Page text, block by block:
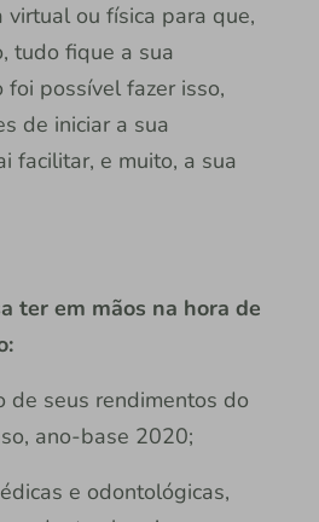
virtual ou física para que,
tudo fique a sua
foi possível fazer isso,
de iniciar a sua
facilitar, e muito, a sua
ter em mãos na hora de
seus rendimentos do
ano-base 2020;
e odontológicas,